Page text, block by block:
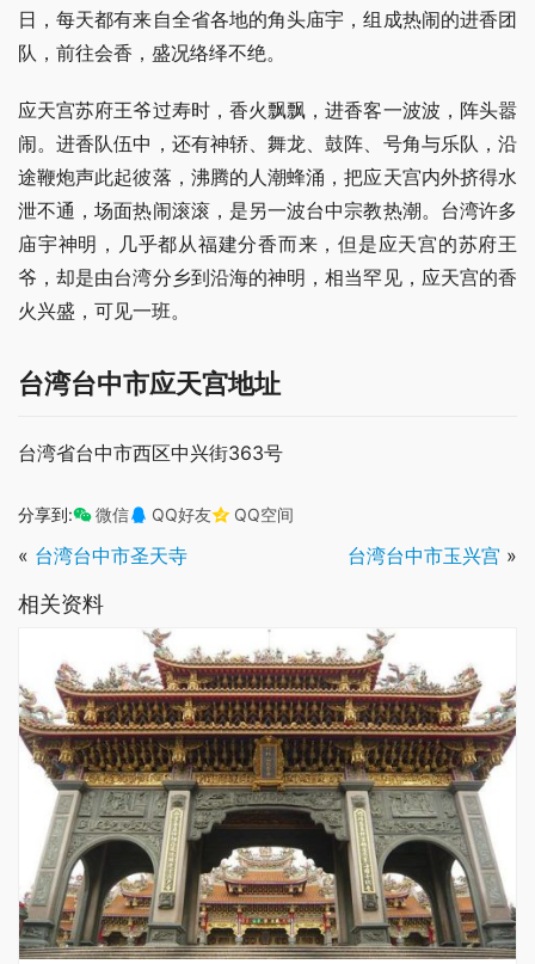
日，每天都有来自全省各地的角头庙宇，组成热闹的进香团
队，前往会香，盛况络绎不绝。
应天宫苏府王爷过寿时，香火飘飘，进香客一波波，阵头嚣
闹。进香队伍中，还有神轿、舞龙、鼓阵、号角与乐队，沿
途鞭炮声此起彼落，沸腾的人潮蜂涌，把应天宫内外挤得水
泄不通，场面热闹滚滚，是另一波台中宗教热潮。台湾许多
庙宇神明，几乎都从福建分香而来，但是应天宫的苏府王
爷，却是由台湾分乡到沿海的神明，相当罕见，应天宫的香
火兴盛，可见一班。
台湾台中市应天宫地址
台湾省台中市西区中兴街363号
分享到: 微信 QQ好友 QQ空间
« 台湾台中市圣天寺 台湾台中市玉兴宫 »
相关资料